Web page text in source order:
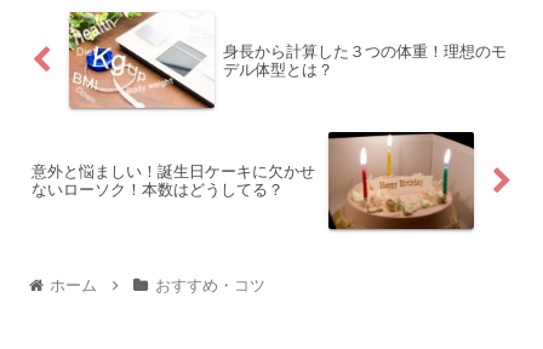
身長から計算した３つの体重！理想のモ
デル体型とは？
意外と悩ましい！誕生日ケーキに欠かせ
ないローソク！本数はどうしてる？
ホーム おすすめ・コツ